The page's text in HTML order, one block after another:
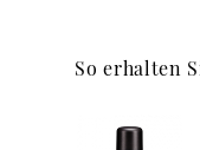
So erhalten